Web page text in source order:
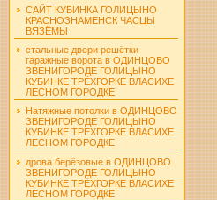
САЙТ КУБИНКА ГОЛИЦЫНО
КРАСНОЗНАМЕНСК ЧАСЦЫ
ВЯЗЁМЫ
стальные двери решётки
гаражные ворота в ОДИНЦОВО
ЗВЕНИГОРОДЕ ГОЛИЦЫНО
КУБИНКЕ ТРЁХГОРКЕ ВЛАСИХЕ
ЛЕСНОМ ГОРОДКЕ
Натяжные потолки в ОДИНЦОВО
ЗВЕНИГОРОДЕ ГОЛИЦЫНО
КУБИНКЕ ТРЁХГОРКЕ ВЛАСИХЕ
ЛЕСНОМ ГОРОДКЕ
дрова берёзовые в ОДИНЦОВО
ЗВЕНИГОРОДЕ ГОЛИЦЫНО
КУБИНКЕ ТРЁХГОРКЕ ВЛАСИХЕ
ЛЕСНОМ ГОРОДКЕ